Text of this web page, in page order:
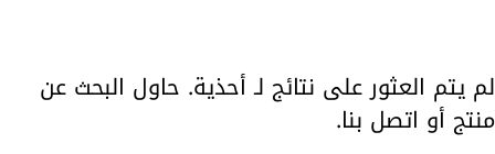
لم يتم العثور على نتائج لـ أحذية. حاول البحث عن
منتج أو اتصل بنا.